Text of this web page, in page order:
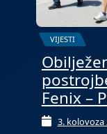
VIJESTI
Fenix –
3. kolovoza